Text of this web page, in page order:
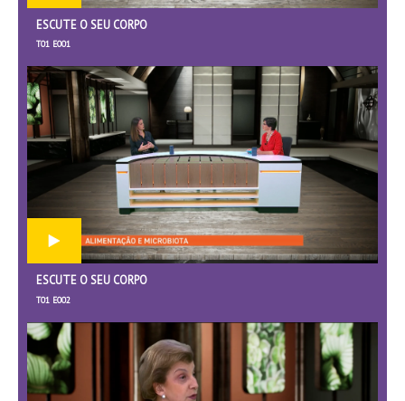
ESCUTE O SEU CORPO
T01 E001
ESCUTE O SEU CORPO
T01 E002